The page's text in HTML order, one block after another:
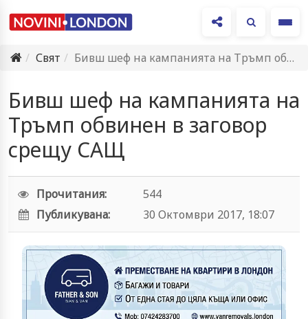
Свят
Бивш шеф на кампанията на Тръмп обвинен в заговор срещу…
Бивш шеф на кампанията на
Тръмп обвинен в заговор
срещу САЩ
Прочитания:
544
Публикувана:
30 Октомври 2017, 18:07